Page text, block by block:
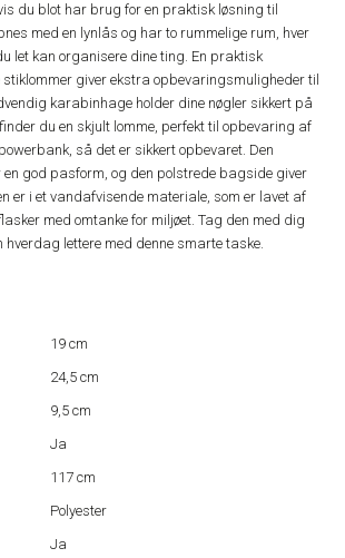
du blot har brug for en praktisk løsning til
med en lynlås og har to rummelige rum, hver
let kan organisere dine ting. En praktisk
stiklommer giver ekstra opbevaringsmuligheder til
karabinhage holder dine nøgler sikkert på
du en skjult lomme, perfekt til opbevaring af
så det er sikkert opbevaret. Den
god pasform, og den polstrede bagside giver
er i et vandafvisende materiale, som er lavet af
med omtanke for miljøet. Tag den med dig
hverdag lettere med denne smarte taske.
19 cm
24,5 cm
9,5 cm
Ja
117 cm
Polyester
Ja